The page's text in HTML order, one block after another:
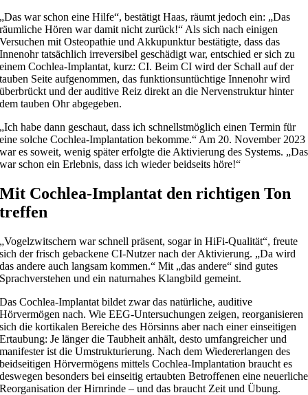
„Das war schon eine Hilfe“, bestätigt Haas, räumt jedoch ein: „Das
räumliche Hören war damit nicht zurück!“ Als sich nach einigen
Versuchen mit Osteopathie und Akkupunktur bestätigte, dass das
Innenohr tatsächlich irreversibel geschädigt war, entschied er sich zu
einem Cochlea-Implantat, kurz: CI. Beim CI wird der Schall auf der
tauben Seite aufgenommen, das funktionsuntüchtige Innenohr wird
überbrückt und der auditive Reiz direkt an die Nervenstruktur hinter
dem tauben Ohr abgegeben.
„Ich habe dann geschaut, dass ich schnellstmöglich einen Termin für
eine solche Cochlea-Implantation bekomme.“ Am 20. November 2023
war es soweit, wenig später erfolgte die Aktivierung des Systems. „Das
war schon ein Erlebnis, dass ich wieder beidseits höre!“
Mit Cochlea-Implantat den richtigen Ton
treffen
„Vogelzwitschern war schnell präsent, sogar in HiFi-Qualität“, freute
sich der frisch gebackene CI-Nutzer nach der Aktivierung. „Da wird
das andere auch langsam kommen.“ Mit „das andere“ sind gutes
Sprachverstehen und ein naturnahes Klangbild gemeint.
Das Cochlea-Implantat bildet zwar das natürliche, auditive
Hörvermögen nach. Wie EEG-Untersuchungen zeigen, reorganisieren
sich die kortikalen Bereiche des Hörsinns aber nach einer einseitigen
Ertaubung: Je länger die Taubheit anhält, desto umfangreicher und
manifester ist die Umstrukturierung. Nach dem Wiedererlangen des
beidseitigen Hörvermögens mittels Cochlea-Implantation braucht es
deswegen besonders bei einseitig ertaubten Betroffenen eine neuerliche
Reorganisation der Hirnrinde – und das braucht Zeit und Übung.